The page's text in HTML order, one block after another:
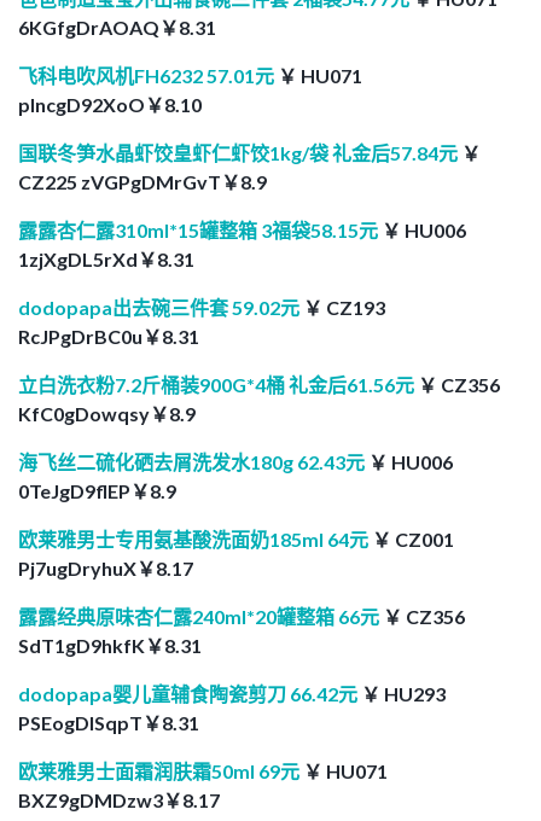
6KGfgDrAOAQ￥8.31
飞科电吹风机FH6232 57.01元 ￥ HU071
plncgD92XoO￥8.10
国联冬笋水晶虾饺皇虾仁虾饺1kg/袋 礼金后57.84元 ￥
CZ225 zVGPgDMrGvT￥8.9
露露杏仁露310ml*15罐整箱 3福袋58.15元 ￥ HU006
1zjXgDL5rXd￥8.31
dodopapa出去碗三件套 59.02元 ￥ CZ193
RcJPgDrBC0u￥8.31
立白洗衣粉7.2斤桶装900G*4桶 礼金后61.56元 ￥ CZ356
KfC0gDowqsy￥8.9
海飞丝二硫化硒去屑洗发水180g 62.43元 ￥ HU006
0TeJgD9flEP￥8.9
欧莱雅男士专用氨基酸洗面奶185ml 64元 ￥ CZ001
Pj7ugDryhuX￥8.17
露露经典原味杏仁露240ml*20罐整箱 66元 ￥ CZ356
SdT1gD9hkfK￥8.31
dodopapa婴儿童辅食陶瓷剪刀 66.42元 ￥ HU293
PSEogDISqpT￥8.31
欧莱雅男士面霜润肤霜50ml 69元 ￥ HU071
BXZ9gDMDzw3￥8.17